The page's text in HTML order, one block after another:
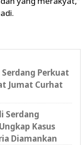
Perkuat
Jumat Curhat
Serdang
Kasus
Diamankan